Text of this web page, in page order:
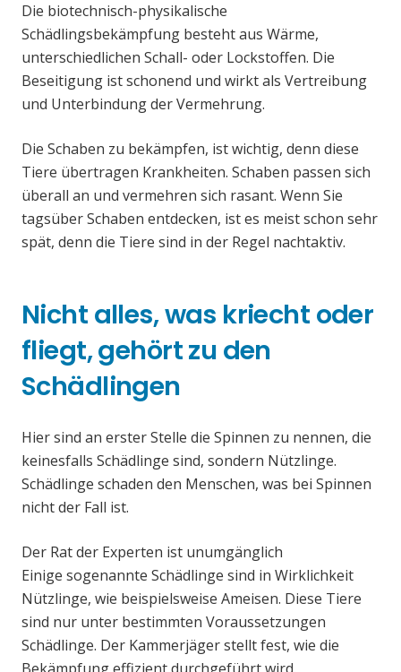
Die biotechnisch-physikalische
Schädlingsbekämpfung besteht aus Wärme,
unterschiedlichen Schall- oder Lockstoffen. Die
Beseitigung ist schonend und wirkt als Vertreibung
und Unterbindung der Vermehrung.
Die Schaben zu bekämpfen, ist wichtig, denn diese
Tiere übertragen Krankheiten. Schaben passen sich
überall an und vermehren sich rasant. Wenn Sie
tagsüber Schaben entdecken, ist es meist schon sehr
spät, denn die Tiere sind in der Regel nachtaktiv.
Nicht alles, was kriecht oder
fliegt, gehört zu den
Schädlingen
Hier sind an erster Stelle die Spinnen zu nennen, die
keinesfalls Schädlinge sind, sondern Nützlinge.
Schädlinge schaden den Menschen, was bei Spinnen
nicht der Fall ist.
Der Rat der Experten ist unumgänglich
Einige sogenannte Schädlinge sind in Wirklichkeit
Nützlinge, wie beispielsweise Ameisen. Diese Tiere
sind nur unter bestimmten Voraussetzungen
Schädlinge. Der Kammerjäger stellt fest, wie die